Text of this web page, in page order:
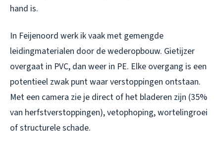
hand is.
In Feijenoord werk ik vaak met gemengde
leidingmaterialen door de wederopbouw. Gietijzer
overgaat in PVC, dan weer in PE. Elke overgang is een
potentieel zwak punt waar verstoppingen ontstaan.
Met een camera zie je direct of het bladeren zijn (35%
van herfstverstoppingen), vetophoping, wortelingroei
of structurele schade.